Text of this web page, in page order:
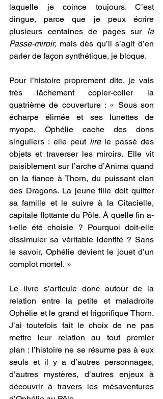
laquelle je coince toujours. C’est
dingue, parce que je peux écrire
plusieurs centaines de pages sur la
Passe-miroir, mais dès qu’il s’agit d’en
parler de façon synthétique, je bloque.
Pour l’histoire proprement dite, je vais
très lâchement copier-coller la
quatrième de couverture : « Sous son
écharpe élimée et ses lunettes de
myope, Ophélie cache des dons
singuliers : elle peut lire le passé des
objets et traverser les miroirs. Elle vit
paisiblement sur l’arche d’Anima quand
on la fiance à Thorn, du puissant clan
des Dragons. La jeune fille doit quitter
sa famille et le suivre à la Citacielle,
capitale flottante du Pôle. À quelle fin a-
t-elle été choisie ? Pourquoi doit-elle
dissimuler sa véritable identité ? Sans
le savoir, Ophélie devient le jouet d’un
complot mortel. »
Le livre s’articule donc autour de la
relation entre la petite et maladroite
Ophélie et le grand et frigorifique Thorn.
J’ai toutefois fait le choix de ne pas
mettre leur relation au tout premier
plan : l’histoire ne se résume pas à eux
seuls et il y a d’autres personnages,
d’autres mystères, d’autres enjeux à
découvrir à travers les mésaventures